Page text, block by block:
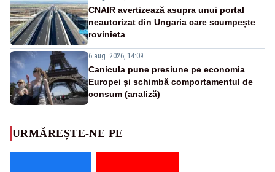
CNAIR avertizează asupra unui portal
neautorizat din Ungaria care scumpește
rovinieta
6 aug. 2026, 14:09
Canicula pune presiune pe economia
Europei și schimbă comportamentul de
consum (analiză)
URMĂREȘTE-NE PE